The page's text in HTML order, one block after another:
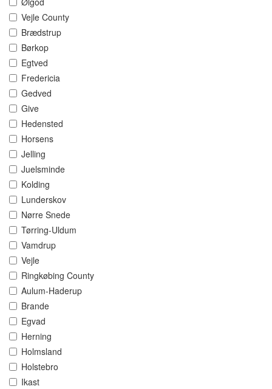
Vejle County
Brædstrup
Børkop
Egtved
Fredericia
Gedved
Give
Hedensted
Horsens
Jelling
Juelsminde
Kolding
Lunderskov
Nørre Snede
Tørring-Uldum
Vamdrup
Vejle
Ringkøbing County
Aulum-Haderup
Brande
Egvad
Herning
Holmsland
Holstebro
Ikast